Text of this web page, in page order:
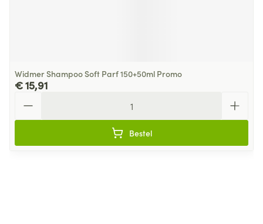
Widmer Shampoo Soft Parf 150+50ml Promo
€ 15,91
Bestel